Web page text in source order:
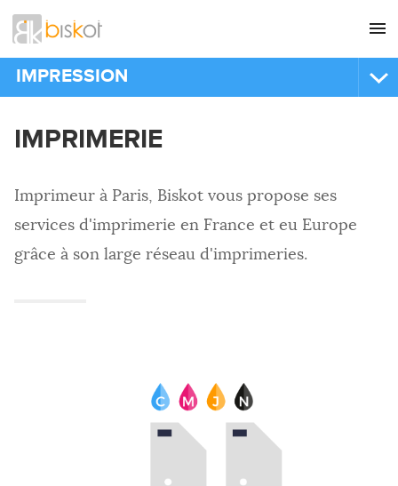
Recrutement
SITES INTERNET
RÉFÉRENCEMENT
HÉBERGEMENT
IMPRESSION
IMPRIMERIE
Impression offset
IMPRIMEUR
Affiches
Brochures
IMPRIMERIE
Imprimeur à Paris, Biskot vous propose ses
services d'imprimerie en France et eu Europe
grâce à son large réseau d'imprimeries.